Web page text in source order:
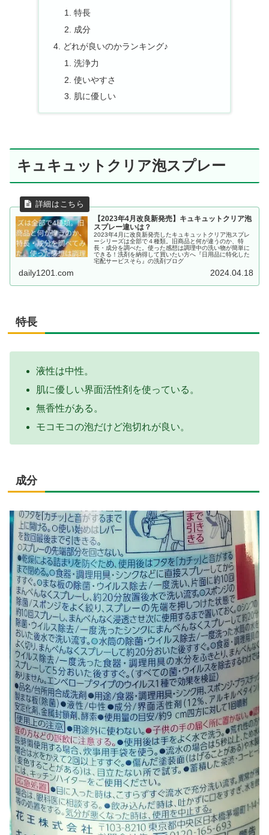
特長
成分
どれが良いのかランキング♪
洗浄力
使いやすさ
肌に優しい
キュキュットクリア泡スプレー
【2023年4月改良新発売】キュキュットクリア泡
スプレー違いは？
2023年4月に改良新発売したキュキュットクリア泡スプレ
ーシリーズは全部で４種類。旧商品と何が違うのか、特
長・成分を調べた。使った感想は調理中の洗い物が簡単に
できる！洗剤を納得して買いたい方へ『日用品に特化した
宅配サービスそら』の洗剤ブログ
daily1201.com 2024.04.18
特長
液性は中性。
肌に優しい界面活性剤を使っている。
無香性がある。
モコモコの泡だけど泡切れが良い。
成分